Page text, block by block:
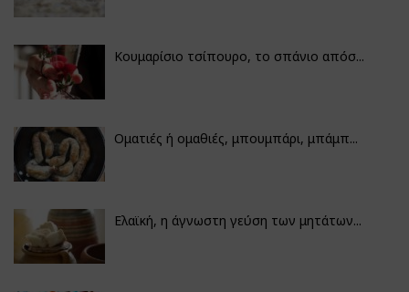
Κουμαρίσιο τσίπουρο, το σπάνιο απόσ...
Οματιές ή ομαθιές, μπουμπάρι, μπάμπ...
Ελαϊκή, η άγνωστη γεύση των μητάτων...